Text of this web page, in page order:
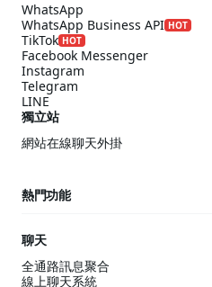
WhatsApp
WhatsApp Business API HOT
TikTok HOT
Facebook Messenger
Instagram
Telegram
LINE
獨立站
網站在線聊天外掛
熱門功能
聊天
全通路訊息聚合
線上聊天系統